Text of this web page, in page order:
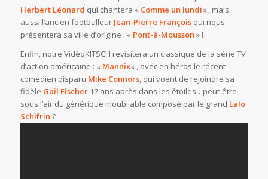
Herbert Léonard qui chantera « Comme un lundi« , mais
aussi l’ancien footballeur Jean-Pierre Françoisqui nous
présentera sa ville d’origine : « Pont-à-Mousson » !
Enfin, notre VidéoKITSCH revisitera un classique de la série TV
d’action américaine : « Mannix« , avec en héros le récent
comédien disparu Mike Connors, qui voent de rejoindre sa
fidèle Gail Fischer17 ans après dans les étoiles…peut-être
sous l’air du générique inoubliable composé par le grand Lalo
Schifrin ?